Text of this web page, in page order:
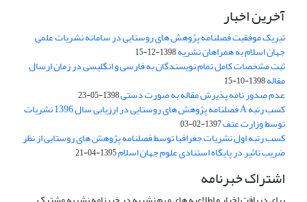
آخرین اخبار
تبریک موفقیت فصلنامه پژوهش های روستایی در سامانه نشریات علمی
جهان اسلام به همراهان نشریه1398-12-15
ثبت مشخصات کامل تمام نویسندگان به فارسی و انگلیسی در زمان ارسال
مقاله1398-10-15
عدم صدور نامه پذیرش مقاله به صورت دستی1398-05-23
کسب رتبه A فصلنامه پژوهش های روستایی در ارزیابی سال 1396 نشریات
توسط وزارت عتف1397-02-03
کسب رتبه اول نشریات جغرافیا توسط فصلنامه پژوهش های روستایی از نظر
ضریب تاثیر در پایگاه استنادی علوم جهان اسلام1395-04-21
اشتراک خبرنامه